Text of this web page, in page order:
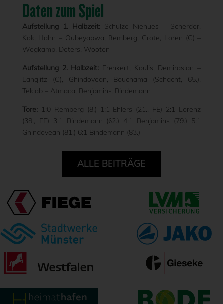
Daten zum Spiel
Aufstellung 1. Halbzeit:Schulze Niehues – Scherder,
Kok, Hahn – Oubeyapwa, Remberg, Grote, Loren (C) –
Wegkamp, Deters, Wooten
Aufstellung 2. Halbzeit: Frenkert, Koulis, Demiraslan –
Langlitz (C), Ghindovean, Bouchama (Schacht, 65.),
Teklab – Atmaca, Benjamins, Bindemann
Tore:1:0 Remberg (8.) 1:1 Ehlers (21., FE) 2:1 Lorenz
(38., FE) 3:1 Bindemann (62.) 4:1 Benjamins (79.) 5:1
Ghindovean (81.) 6:1 Bindemann (83.)
ALLE BEITRÄGE